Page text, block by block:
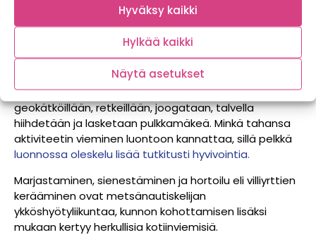
Hyväksy kaikki
Hylkää kaikki
Näytä asetukset
Lenkkeilyn lisäksi metsissä suunnistetaan,
geokätköillään, retkeillään, joogataan, talvella
hiihdetään ja lasketaan pulkkamäkeä. Minkä tahansa
aktiviteetin vieminen luontoon kannattaa, sillä pelkkä
luonnossa oleskelu lisää tutkitusti hyvivointia.
Marjastaminen, sienestäminen ja hortoilu eli villiyrttien
kerääminen ovat metsänautiskelijan
ykköshyötyliikuntaa, kunnon kohottamisen lisäksi
mukaan kertyy herkullisia kotiinviemisiä.